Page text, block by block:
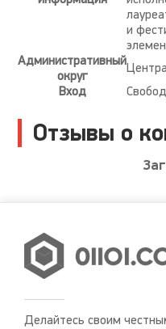
и
Административный
округ
Вход
Отзывы о
Делайтесь своим